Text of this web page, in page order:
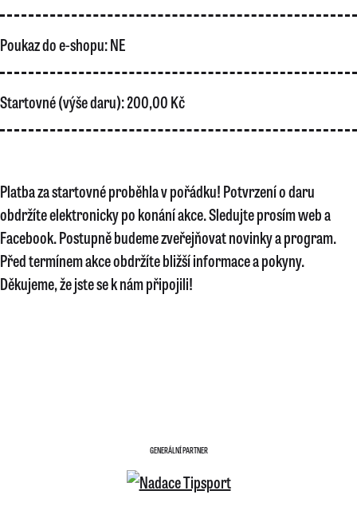
Poukaz do e-shopu:NE
Startovné (výše daru):200,00 Kč
Platba za startovné proběhla v pořádku! Potvrzení o daru
obdržíte elektronicky po konání akce. Sledujte prosím web a
Facebook. Postupně budeme zveřejňovat novinky a program.
Před termínem akce obdržíte bližší informace a pokyny.
Děkujeme, že jste se k nám připojili!
GENERÁLNÍ PARTNER